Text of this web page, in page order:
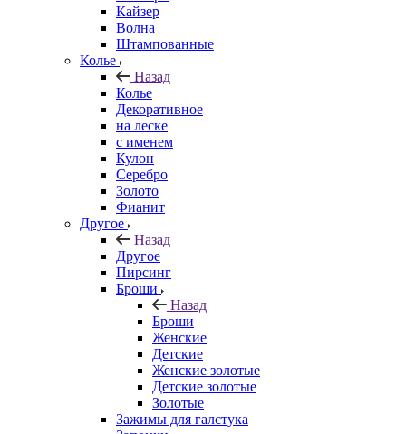
Кайзер
Волна
Штампованные
Колье
Назад
Колье
Декоративное
на леске
с именем
Кулон
Серебро
Золото
Фианит
Другое
Назад
Другое
Пирсинг
Броши
Назад
Броши
Женские
Детские
Женские золотые
Детские золотые
Золотые
Зажимы для галстука